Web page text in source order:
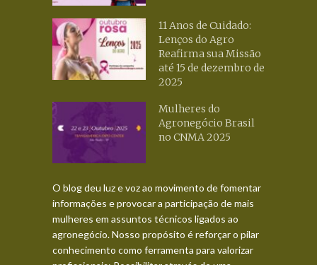
11 Anos de Cuidado:
Lenços do Agro
Reafirma sua Missão
até 15 de dezembro de
2025
Mulheres do
Agronegócio Brasil
no CNMA 2025
O blog deu luz e voz ao movimento de fomentar
informações e provocar a participação de mais
mulheres em assuntos técnicos ligados ao
agronegócio. Nosso propósito é reforçar o pilar
conhecimento como ferramenta para valorizar